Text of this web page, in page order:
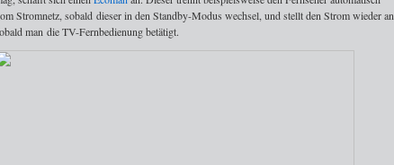
Stromnetz, sobald dieser in den Standby-Modus wechsel, und stellt den Strom wieder an,
man die TV-Fernbedienung betätigt.